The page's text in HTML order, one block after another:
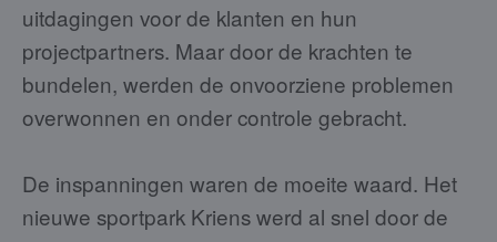
uitdagingen voor de klanten en hun
projectpartners. Maar door de krachten te
bundelen, werden de onvoorziene problemen
overwonnen en onder controle gebracht.
De inspanningen waren de moeite waard. Het
nieuwe sportpark Kriens werd al snel door de